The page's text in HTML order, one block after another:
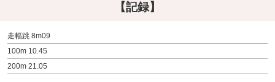
【記録】
走幅跳 8m09
100m 10.45
200m 21.05